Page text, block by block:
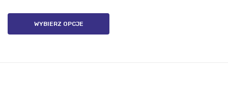
WYBIERZ OPCJE